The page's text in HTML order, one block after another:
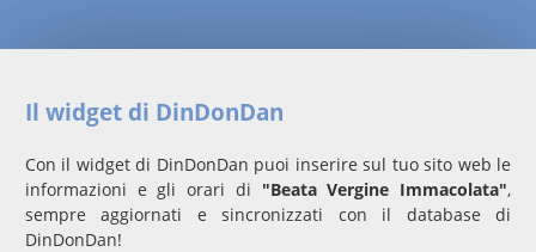
Il widget di DinDonDan
Con il widget di DinDonDan puoi inserire sul tuo sito web le
informazioni e gli orari di "Beata Vergine Immacolata",
sempre aggiornati e sincronizzati con il database di
DinDonDan!